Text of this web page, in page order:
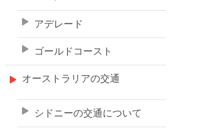
アデレード
ゴールドコースト
オーストラリアの交通
シドニーの交通について